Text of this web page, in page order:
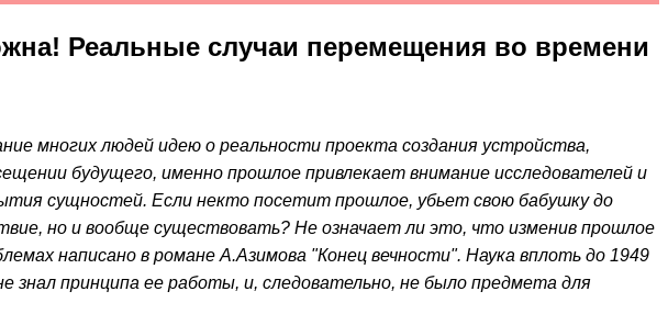
Реальные случаи перемещения во времени
многих людей идею о реальности проекта создания устройства,
будущего, именно прошлое привлекает внимание исследователей и
сущностей. Если некто посетит прошлое, убьет свою бабушку до
но и вообще существовать? Не означает ли это, что изменив прошлое
написано в романе А.Азимова "Конец вечности". Наука вплоть до 1949
знал принципа ее работы, и, следовательно, не было предмета для